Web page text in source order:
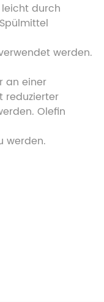
leicht durch
werden.
an einer
reduzierter
Olefin
werden.